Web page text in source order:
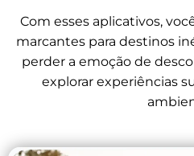
Com esses aplicativos,
marcantes para destinos
perder a emoção de
explorar experiências